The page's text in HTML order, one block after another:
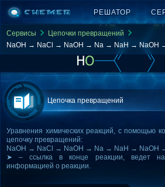
РЕШАТОР
Сервисы
Цепочки превращений
NaOH → NaCl → NaOH → Na → NaH → NaOH
Цепочка превращений
Уравнения химических реакций, с помощью
цепочку превращений:
NaOH → NaCl → NaOH → Na → NaH → NaOH
➤ – ссылка в конце реакции, ведет на
информацией о реакции.